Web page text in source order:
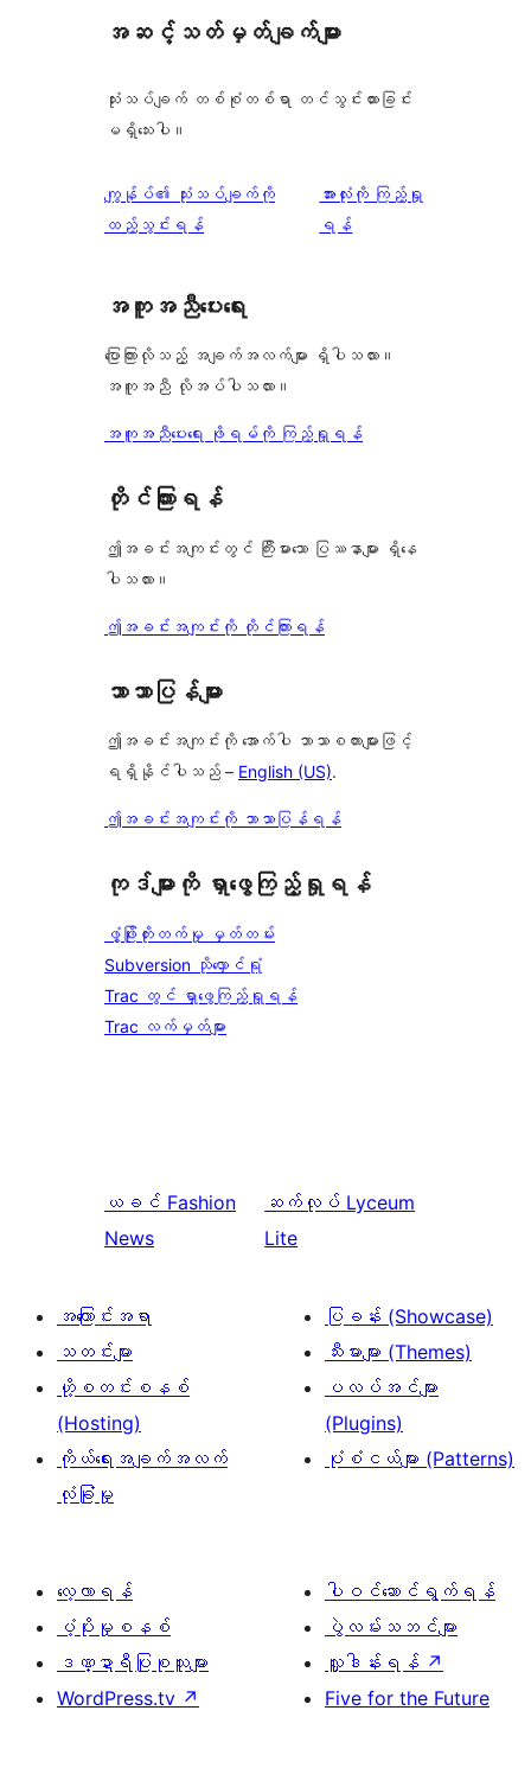
အဆင့်သတ်မှတ်ချက်များ
သုံးသပ်ချက် တစ်စုံတစ်ရာ တင်သွင်းထားခြင်း
မရှိသေးပါ။
ကျွန်ုပ်၏ သုံးသပ်ချက်ကို
ထည့်သွင်းရန်
သုံးသပ်
ချက်
အားလုံးကို ကြည့်ရှု
ရန်
အကူအညီပေးရေး
ပြောကြားလိုသည့် အချက်အလက်များ ရှိပါသလား။
အကူအညီ လိုအပ်ပါသလား။
အကူအညီပေးရေး ဖိုရမ်ကို ကြည့်ရှုရန်
တိုင်ကြားရန်
ဤအခင်းအကျင်းတွင် ကြီးမားသော ပြဿနာများ ရှိနေ
ပါသလား။
ဤအခင်းအကျင်းကို တိုင်ကြားရန်
ဘာသာပြန်များ
ဤအခင်းအကျင်းကို အောက်ပါ ဘာသာစကားများဖြင့်
ရရှိနိုင်ပါသည် – English (US).
ဤအခင်းအကျင်းကို ဘာသာပြန်ရန်
ကုဒ်များကို ရှာဖွေကြည့်ရှုရန်
ဖွံ့ဖြိုးတိုးတက်မှု မှတ်တမ်း
Subversion သိုလှောင်ရုံ
Trac တွင် ရှာဖွေကြည့်ရှုရန်
Trac လက်မှတ်များ
ယခင် Fashion
News
ဆက်လုပ် Lyceum
Lite
အကြောင်းအရာ
သတင်းများ
ဟို့စတင်းစနစ်
(Hosting)
ကိုယ်ရေးအချက်အလက်
လုံခြုံမှု
ပြခန်း (Showcase)
သီးမားများ (Themes)
ပလပ်အင်များ
(Plugins)
ပုံစံငယ်များ (Patterns)
လေ့လာရန်
ပံ့ပိုးမှုစနစ်
ဒဏ္ဍာရီပြုစုသူများ
WordPress.tv ↗
ပါဝင်ဆောင်ရွက်ရန်
ပွဲလမ်းသဘင်များ
လှူဒါန်းရန် ↗
Five for the Future